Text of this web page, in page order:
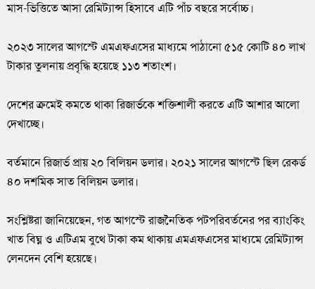
মাস-ভিত্তিতে আসা রেমিট্যান্স হিসাবে এটি পাঁচ বছরে সর্বোচ্চ।
২০২৩ সালের আগস্টে এমএফএসের মাধ্যমে পাঠানো ৫১৫ কোটি ৪০ লাখ
টাকার তুলনায় প্রবৃদ্ধি হয়েছে ১১৩ শতাংশ।
দেশের ক্রমেই কমতে থাকা রিজার্ভকে শক্তিশালী করতে এটি আশার আলো
দেখাচ্ছে।
বর্তমানে রিজার্ভ প্রায় ২০ বিলিয়ন ডলার। ২০২১ সালের আগস্টে ছিল রেকর্ড
৪০ দশমিক সাত বিলিয়ন ডলার।
সংশ্লিষ্টরা জানিয়েছেন, গত আগস্টে রাজনৈতিক পটপরিবর্তনের পর ব্যাংকিং
খাত বিঘ্ন ও এটিএম বুথে টাকা কম থাকায় এমএফএসের মাধ্যমে রেমিট্যান্স
লেনদেন বেশি হয়েছে।